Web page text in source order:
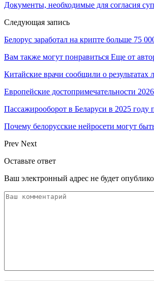
Документы, необходимые для согласия
Следующая запись
Белорус заработал на крипте больше 75
Вам также могут понравиться Еще от
Китайские врачи сообщили о результатах
Европейские достопримечательности
Пассажирооборот в Беларуси в 2025 году
Почему белорусские нейросети могут
Prev Next
Оставьте ответ
Ваш электронный адрес не будет